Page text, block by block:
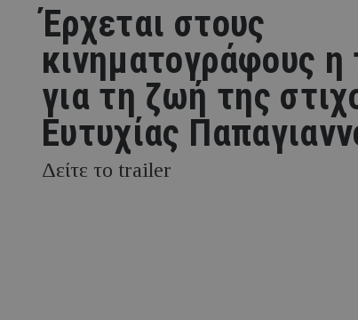
Έρχεται στους
κινηματογράφους η
για τη ζωή της
Ευτυχίας
Δείτε το trailer